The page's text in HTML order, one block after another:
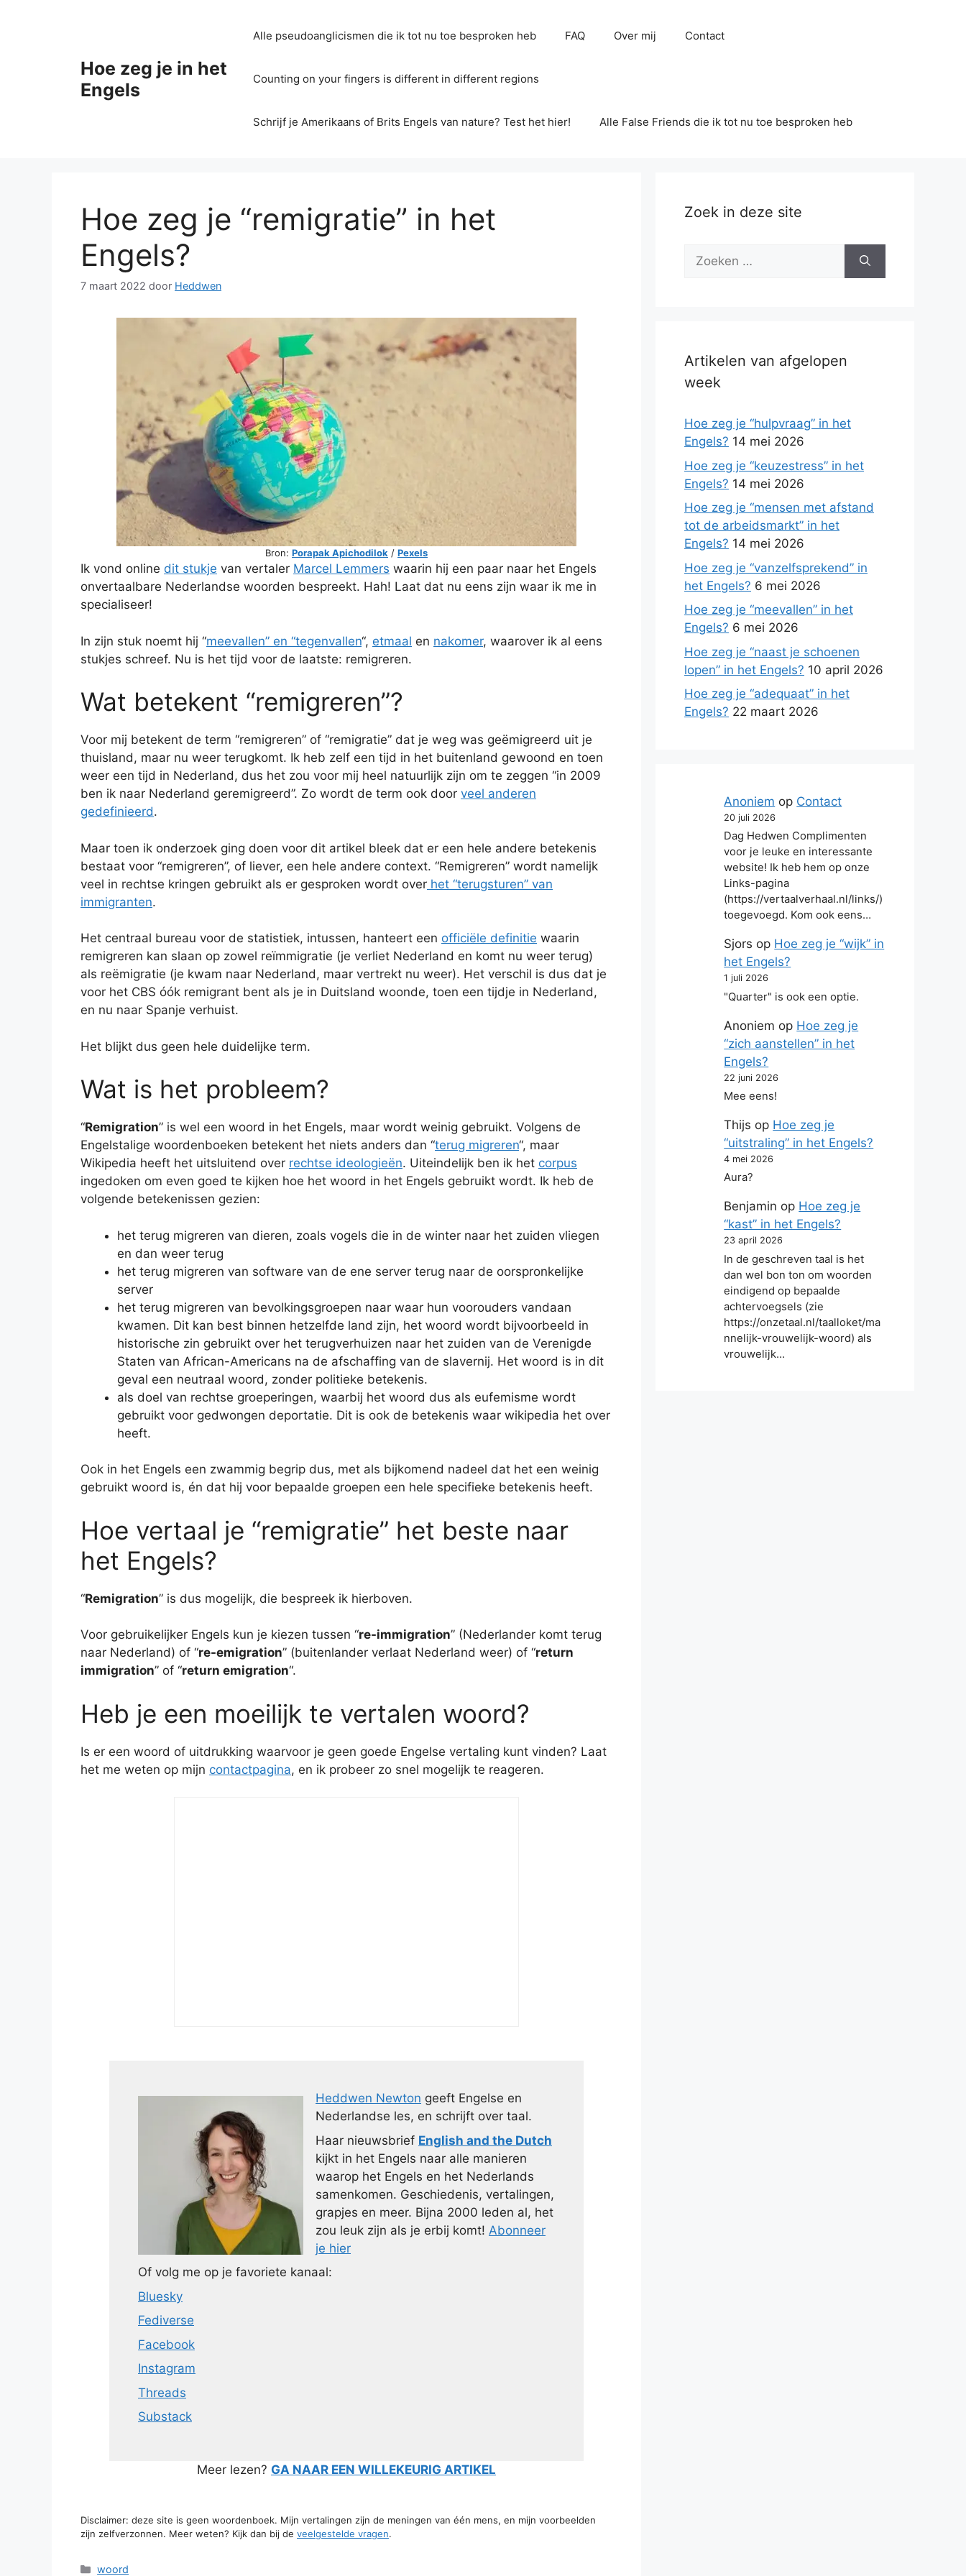
Hoe zeg je in het
Engels
Alle pseudoanglicismen die ik tot nu toe besproken heb FAQ Over mij Contact
Counting on your fingers is different in different regions
Schrijf je Amerikaans of Brits Engels van nature? Test het hier! Alle False Friends die ik tot nu toe besproken heb
Hoe zeg je “remigratie” in het
Engels?
7 maart 2022 door Heddwen
Bron: Porapak Apichodilok / Pexels
Ik vond online dit stukje van vertaler Marcel Lemmers waarin hij een paar naar het Engels
onvertaalbare Nederlandse woorden bespreekt. Hah! Laat dat nu eens zijn waar ik me in
specialiseer!
In zijn stuk noemt hij “meevallen” en “tegenvallen“, etmaal en nakomer, waarover ik al eens
stukjes schreef. Nu is het tijd voor de laatste: remigreren.
Wat betekent “remigreren”?
Voor mij betekent de term “remigreren” of “remigratie” dat je weg was geëmigreerd uit je
thuisland, maar nu weer terugkomt. Ik heb zelf een tijd in het buitenland gewoond en toen
weer een tijd in Nederland, dus het zou voor mij heel natuurlijk zijn om te zeggen “in 2009
ben ik naar Nederland geremigreerd”. Zo wordt de term ook door veel anderen
gedefinieerd.
Maar toen ik onderzoek ging doen voor dit artikel bleek dat er een hele andere betekenis
bestaat voor “remigreren”, of liever, een hele andere context. “Remigreren” wordt namelijk
veel in rechtse kringen gebruikt als er gesproken wordt over het “terugsturen” van
immigranten.
Het centraal bureau voor de statistiek, intussen, hanteert een officiële definitie waarin
remigreren kan slaan op zowel reïmmigratie (je verliet Nederland en komt nu weer terug)
als reëmigratie (je kwam naar Nederland, maar vertrekt nu weer). Het verschil is dus dat je
voor het CBS óók remigrant bent als je in Duitsland woonde, toen een tijdje in Nederland,
en nu naar Spanje verhuist.
Het blijkt dus geen hele duidelijke term.
Wat is het probleem?
“Remigration” is wel een woord in het Engels, maar wordt weinig gebruikt. Volgens de
Engelstalige woordenboeken betekent het niets anders dan “terug migreren“, maar
Wikipedia heeft het uitsluitend over rechtse ideologieën. Uiteindelijk ben ik het corpus
ingedoken om even goed te kijken hoe het woord in het Engels gebruikt wordt. Ik heb de
volgende betekenissen gezien:
het terug migreren van dieren, zoals vogels die in de winter naar het zuiden vliegen
en dan weer terug
het terug migreren van software van de ene server terug naar de oorspronkelijke
server
het terug migreren van bevolkingsgroepen naar waar hun voorouders vandaan
kwamen. Dit kan best binnen hetzelfde land zijn, het woord wordt bijvoorbeeld in
historische zin gebruikt over het terugverhuizen naar het zuiden van de Verenigde
Staten van African-Americans na de afschaffing van de slavernij. Het woord is in dit
geval een neutraal woord, zonder politieke betekenis.
als doel van rechtse groeperingen, waarbij het woord dus als eufemisme wordt
gebruikt voor gedwongen deportatie. Dit is ook de betekenis waar wikipedia het over
heeft.
Ook in het Engels een zwammig begrip dus, met als bijkomend nadeel dat het een weinig
gebruikt woord is, én dat hij voor bepaalde groepen een hele specifieke betekenis heeft.
Hoe vertaal je “remigratie” het beste naar
het Engels?
“Remigration” is dus mogelijk, die bespreek ik hierboven.
Voor gebruikelijker Engels kun je kiezen tussen “re-immigration” (Nederlander komt terug
naar Nederland) of “re-emigration” (buitenlander verlaat Nederland weer) of “return
immigration” of “return emigration“.
Heb je een moeilijk te vertalen woord?
Is er een woord of uitdrukking waarvoor je geen goede Engelse vertaling kunt vinden? Laat
het me weten op mijn contactpagina, en ik probeer zo snel mogelijk te reageren.
Heddwen Newton geeft Engelse en
Nederlandse les, en schrijft over taal.
Haar nieuwsbrief English and the Dutch
kijkt in het Engels naar alle manieren
waarop het Engels en het Nederlands
samenkomen. Geschiedenis, vertalingen,
grapjes en meer. Bijna 2000 leden al, het
zou leuk zijn als je erbij komt! Abonneer
je hier
Of volg me op je favoriete kanaal:
Bluesky
Fediverse
Facebook
Instagram
Threads
Substack
Meer lezen? GA NAAR EEN WILLEKEURIG ARTIKEL
Disclaimer: deze site is geen woordenboek. Mijn vertalingen zijn de meningen van één mens, en mijn voorbeelden
zijn zelfverzonnen. Meer weten? Kijk dan bij de veelgestelde vragen.
Categorieën
woord
Zoek in deze site
Zoek
Artikelen van afgelopen
week
Hoe zeg je “hulpvraag” in het
Engels? 14 mei 2026
Hoe zeg je “keuzestress” in het
Engels? 14 mei 2026
Hoe zeg je “mensen met afstand
tot de arbeidsmarkt” in het
Engels? 14 mei 2026
Hoe zeg je “vanzelfsprekend” in
het Engels? 6 mei 2026
Hoe zeg je “meevallen” in het
Engels? 6 mei 2026
Hoe zeg je “naast je schoenen
lopen” in het Engels? 10 april 2026
Hoe zeg je “adequaat” in het
Engels? 22 maart 2026
Anoniem op Contact
20 juli 2026
Dag Hedwen Complimenten
voor je leuke en interessante
website! Ik heb hem op onze
Links-pagina
(https://vertaalverhaal.nl/links/)
toegevoegd. Kom ook eens…
Sjors op Hoe zeg je “wijk” in
het Engels?
1 juli 2026
"Quarter" is ook een optie.
Anoniem op Hoe zeg je
“zich aanstellen” in het
Engels?
22 juni 2026
Mee eens!
Thijs op Hoe zeg je
“uitstraling” in het Engels?
4 mei 2026
Aura?
Benjamin op Hoe zeg je
“kast” in het Engels?
23 april 2026
In de geschreven taal is het
dan wel bon ton om woorden
eindigend op bepaalde
achtervoegsels (zie
https://onzetaal.nl/taalloket/ma
nnelijk-vrouwelijk-woord) als
vrouwelijk…